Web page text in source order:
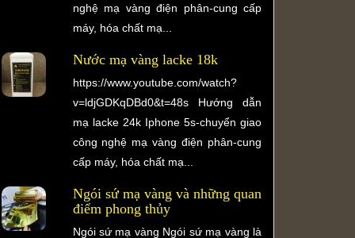
nghệ mạ vàng điện phân-cung cấp
máy, hóa chất mạ...
Nước mạ vàng lacke 18k
https://www.youtube.com/watch?
v=ldjGDKqDBd0&t=48s Hướng dẫn
mạ lacke 24k Iphone 5s-chuyển giao
công nghệ mạ vàng điện phân-cung
cấp máy, hóa chất mạ...
Ngói sứ mạ vàng và những quan
điểm phong thủy
Ngói sứ mạ vàng Ngói sứ mạ vàng là